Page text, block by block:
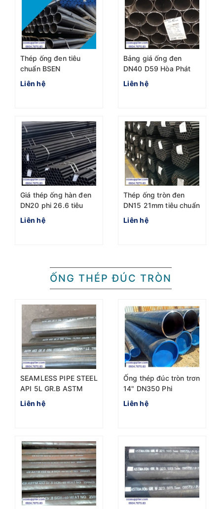
Thép ống đen tiêu
chuẩn BSEN
10255:2004 Hòa phát
DN25 Phi 33.4
Liên hệ
Bảng giá ống đen
DN40 D59 Hòa Phát
Seah chuẩn BSEN
1387-1985 2023
Liên hệ
Giá thép ống hàn đen
DN20 phi 26.6 tiêu
chuẩn BSEN
1387:1985 Hòa Phát
Liên hệ
Thép ống tròn đen
DN15 21mm tiêu chuẩn
BSEN
Liên hệ
ỐNG THÉP ĐÚC TRÒN
SEAMLESS PIPE STEEL
API 5L GR.B ASTM
A106/A53 DN400
D406.4mm
Liên hệ
Ống thép đúc tròn trơn
14" DN350 Phi
355.6mm
Liên hệ